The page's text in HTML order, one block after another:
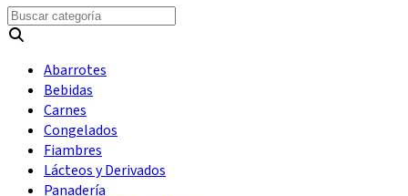
Abarrotes
Bebidas
Carnes
Congelados
Fiambres
Lácteos y Derivados
Panadería